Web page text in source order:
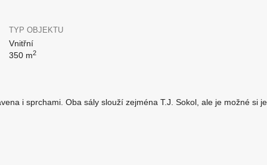
TYP OBJEKTU
Vnitřní
350 m2
i sprchami. Oba sály slouží zejména T.J. Sokol, ale je možné